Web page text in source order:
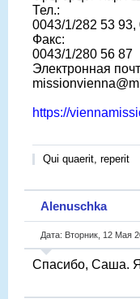
Тел.:
0043/1/282 53
Факс:
0043/1/280 56 87
Электронная
https://
Qui quaerit, reperit
Alenuschka
Дата: Вторник, 12 Мая
Спасибо, Саша.